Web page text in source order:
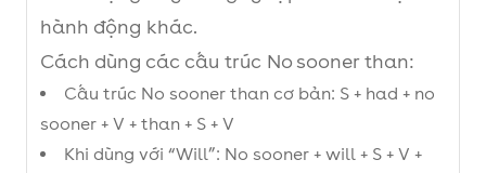
hành động khác.
Cách dùng các cấu trúc No sooner than:
Cấu trúc No sooner than cơ bản: S + had + no
sooner + V + than + S + V
Khi dùng với “Will”: No sooner + will + S + V +